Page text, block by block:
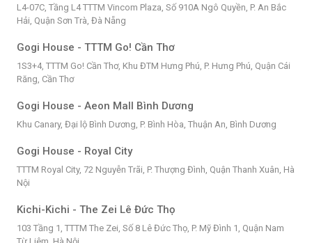
L4-07C, Tầng L4 TTTM Vincom Plaza, Số 910A Ngô Quyền, P. An Bắc
Hải, Quận Sơn Trà, Đà Nẵng
Gogi House - TTTM Go! Cần Thơ
1S3+4, TTTM Go! Cần Thơ, Khu ĐTM Hưng Phú, P. Hưng Phú, Quận Cái
Răng, Cần Thơ
Gogi House - Aeon Mall Bình Dương
Khu Canary, Đại lộ Bình Dương, P. Bình Hòa, Thuận An, Bình Dương
Gogi House - Royal City
TTTM Royal City, 72 Nguyễn Trãi, P. Thượng Đình, Quận Thanh Xuân, Hà
Nội
Kichi-Kichi - The Zei Lê Đức Thọ
103 Tầng 1, TTTM The Zei, Số 8 Lê Đức Thọ, P. Mỹ Đình 1, Quận Nam